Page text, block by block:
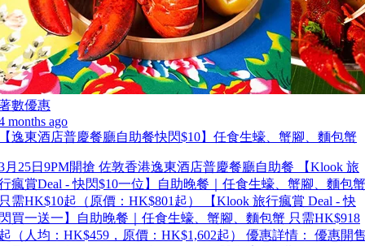
數優惠
months ago
逸東酒店普慶餐廳自助餐快閃$10】任食生蠔、蟹腳、麵包蟹
月25日9PM開搶 佐敦香港逸東酒店普慶餐廳自助餐 【Klook 旅
瘋賞Deal - 快閃$10一位】自助晚餐｜任食生蠔、蟹腳、麵包蟹
需HK$10起（原價：HK$801起） 【Klook 旅行瘋賞 Deal - 快
買一送一】自助晚餐｜任食生蠔、蟹腳、麵包蟹 只需HK$918
（人均：HK$459，原價：HK$1,602起） 優惠詳情： 優惠開